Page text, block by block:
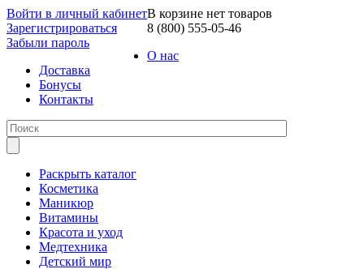
Войти в личный кабинет
Зарегистрироваться
Забыли пароль
В корзине нет товаров
8 (800) 555-05-46
О нас
Доставка
Бонусы
Контакты
Раскрыть каталог
Косметика
Маникюр
Витамины
Красота и уход
Медтехника
Детский мир